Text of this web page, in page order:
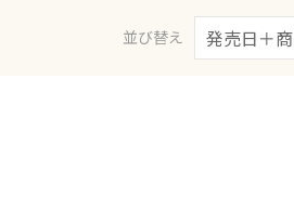
並び替え